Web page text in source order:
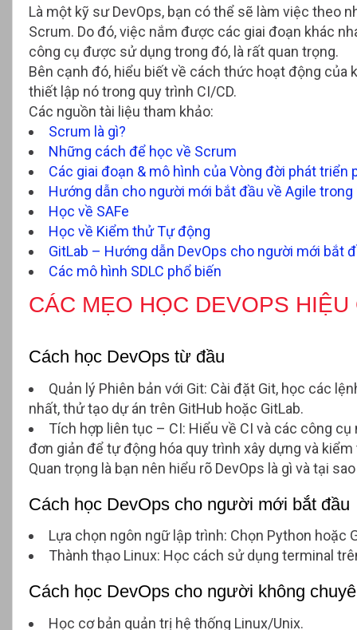
Là một kỹ sư DevOps, bạn có thể sẽ làm việc theo
Scrum. Do đó, việc nắm được các giai đoạn khác
công cụ được sử dụng trong đó, là rất quan trọng.
Bên cạnh đó, hiểu biết về cách thức hoạt động
thiết lập nó trong quy trình CI/CD.
Các nguồn tài liệu tham khảo:
Scrum là gì?
Những cách để học về Scrum
Các giai đoạn & mô hình của Vòng đời phát triển
Hướng dẫn cho người mới bắt đầu về Agile trong
Học về SAFe
Học về Kiểm thử Tự động
GitLab – Hướng dẫn DevOps cho người mới bắt
Các mô hình SDLC phổ biến
CÁC MẸO HỌC DEVOPS HIỆU
Cách học DevOps từ đầu
Quản lý Phiên bản với Git: Cài đặt Git, học các
nhất, thử tạo dự án trên GitHub hoặc GitLab.
Tích hợp liên tục – CI: Hiểu về CI và các công
đơn giản để tự động hóa quy trình xây dựng và kiểm
Quan trọng là bạn nên hiểu rõ DevOps là gì và tại
Cách học DevOps cho người mới bắt đầu
Lựa chọn ngôn ngữ lập trình: Chọn Python
Thành thạo Linux: Học cách sử dụng terminal
Cách học DevOps cho người không
Học cơ bản quản trị hệ thống Linux/Unix.